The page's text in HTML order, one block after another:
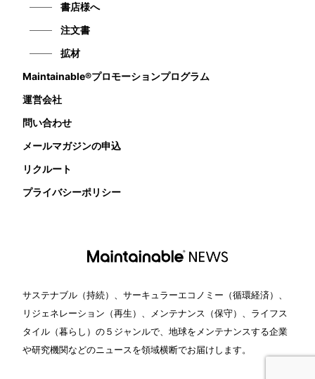
書店様へ
注文書
拡材
Maintainable®プロモーションプログラム
運営会社
問い合わせ
メールマガジンの申込
リクルート
プライバシーポリシー
サステナブル（持続）、サーキュラーエコノミー（循環経済）、
リジェネレーション（再生）、メンテナンス（保守）、ライフス
タイル（暮らし）の５ジャンルで、地球をメンテナンスする企業
や研究機関などのニュースを領域横断でお届けします。